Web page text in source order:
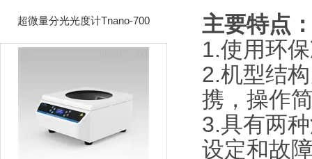
超微量分光光度计Tnano-700
主要特点
1.使用环
2.机型结
携，操作
3.具有两
设定和故